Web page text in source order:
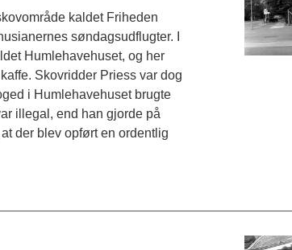
kaldet Friheden
søndagsudflugter. I
Humlehavehuset, og her
Skovridder Priess var dog
i Humlehavehuset brugte
illegal, end han gjorde på
der blev opført en ordentlig